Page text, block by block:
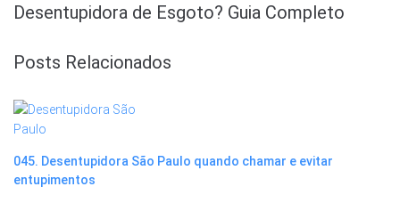
Desentupidora de Esgoto? Guia Completo
Posts Relacionados
045. Desentupidora São Paulo quando chamar e evitar
entupimentos